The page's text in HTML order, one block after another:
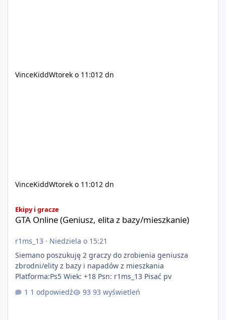
VinceKiddWtorek o 11:01 2 dn
VinceKiddWtorek o 11:01 2 dn
Ekipy i gracze
GTA Online (Geniusz, elita z bazy/mieszkanie)
r1ms_13 · Niedziela o 15:21
Siemano poszukuję 2 graczy do zrobienia geniusza
zbrodni/elity z bazy i napadów z mieszkania
Platforma:Ps5 Wiek: +18 Psn: r1ms_13 Pisać pv
1 odpowiedź
93 wyświetleń